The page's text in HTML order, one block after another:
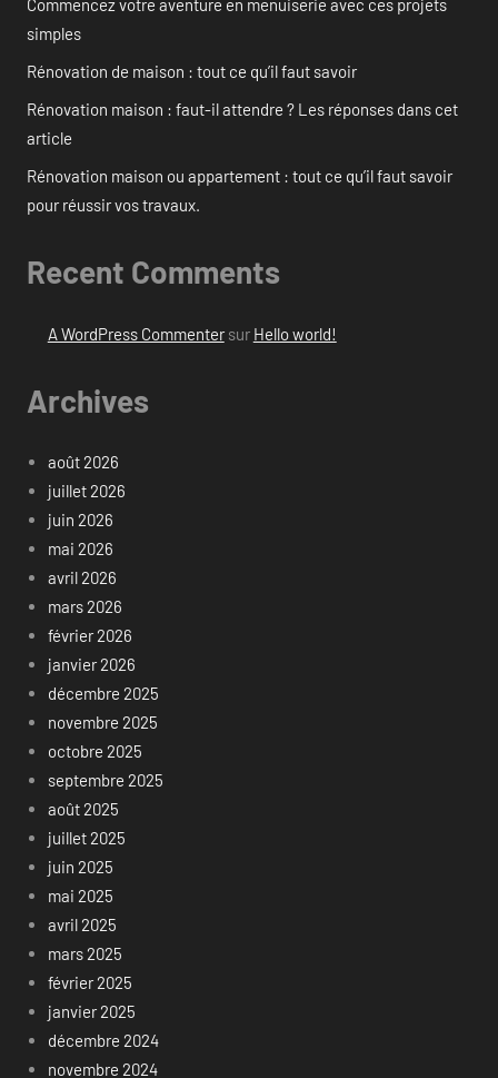
Commencez votre aventure en menuiserie avec ces projets
simples
Rénovation de maison : tout ce qu’il faut savoir
Rénovation maison : faut-il attendre ? Les réponses dans cet
article
Rénovation maison ou appartement : tout ce qu’il faut savoir
pour réussir vos travaux.
Recent Comments
A WordPress Commentersur Hello world!
Archives
août 2026
juillet 2026
juin 2026
mai 2026
avril 2026
mars 2026
février 2026
janvier 2026
décembre 2025
novembre 2025
octobre 2025
septembre 2025
août 2025
juillet 2025
juin 2025
mai 2025
avril 2025
mars 2025
février 2025
janvier 2025
décembre 2024
novembre 2024